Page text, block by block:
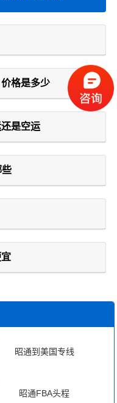
格是多少
是空运
昭通到美国专线
昭通FBA头程